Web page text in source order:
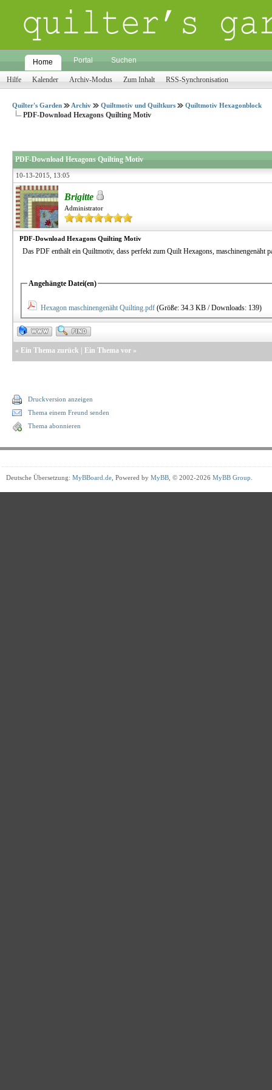
Home Portal Suchen
Hilfe Kalender Archiv-Modus Zum Inhalt RSS-Synchronisation
Quilter's Garden Archiv Quiltmotiv und Quiltkurs Quiltmotiv Hexagonblock
PDF-Download Hexagons Quilting Motiv
PDF-Download Hexagons Quilting Motiv
10-13-2015, 13:05
Brigitte
Administrator
PDF-Download Hexagons Quilting Motiv
Das PDF enthält ein Quiltmotiv, dass perfekt zum Quilt Hexagons, maschinengenäht
Angehängte Datei(en)
Hexagon maschinengenäht Quilting.pdf (Größe: 34.3 KB / Downloads: 139)
« Ein Thema zurück Ein Thema vor »
Druckversion anzeigen
Thema einem Freund senden
Thema abonnieren
Deutsche Übersetzung: MyBBoard.de , Powered by MyBB , © 2002-2026 MyBB Group